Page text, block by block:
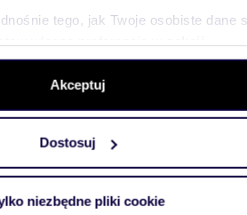
tego, jak Twoje osobiste dane
plików cookie możesz zmienić
w dowolnej chwili.
społecznościowe i analizować ruch w
tym, jak korzystasz z naszej witryny,
mogą połączyć te informacje z
Akceptuj
Dostosuj
niezbędne pliki cookie
421
o